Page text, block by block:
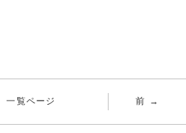
一覧ページ 前 →